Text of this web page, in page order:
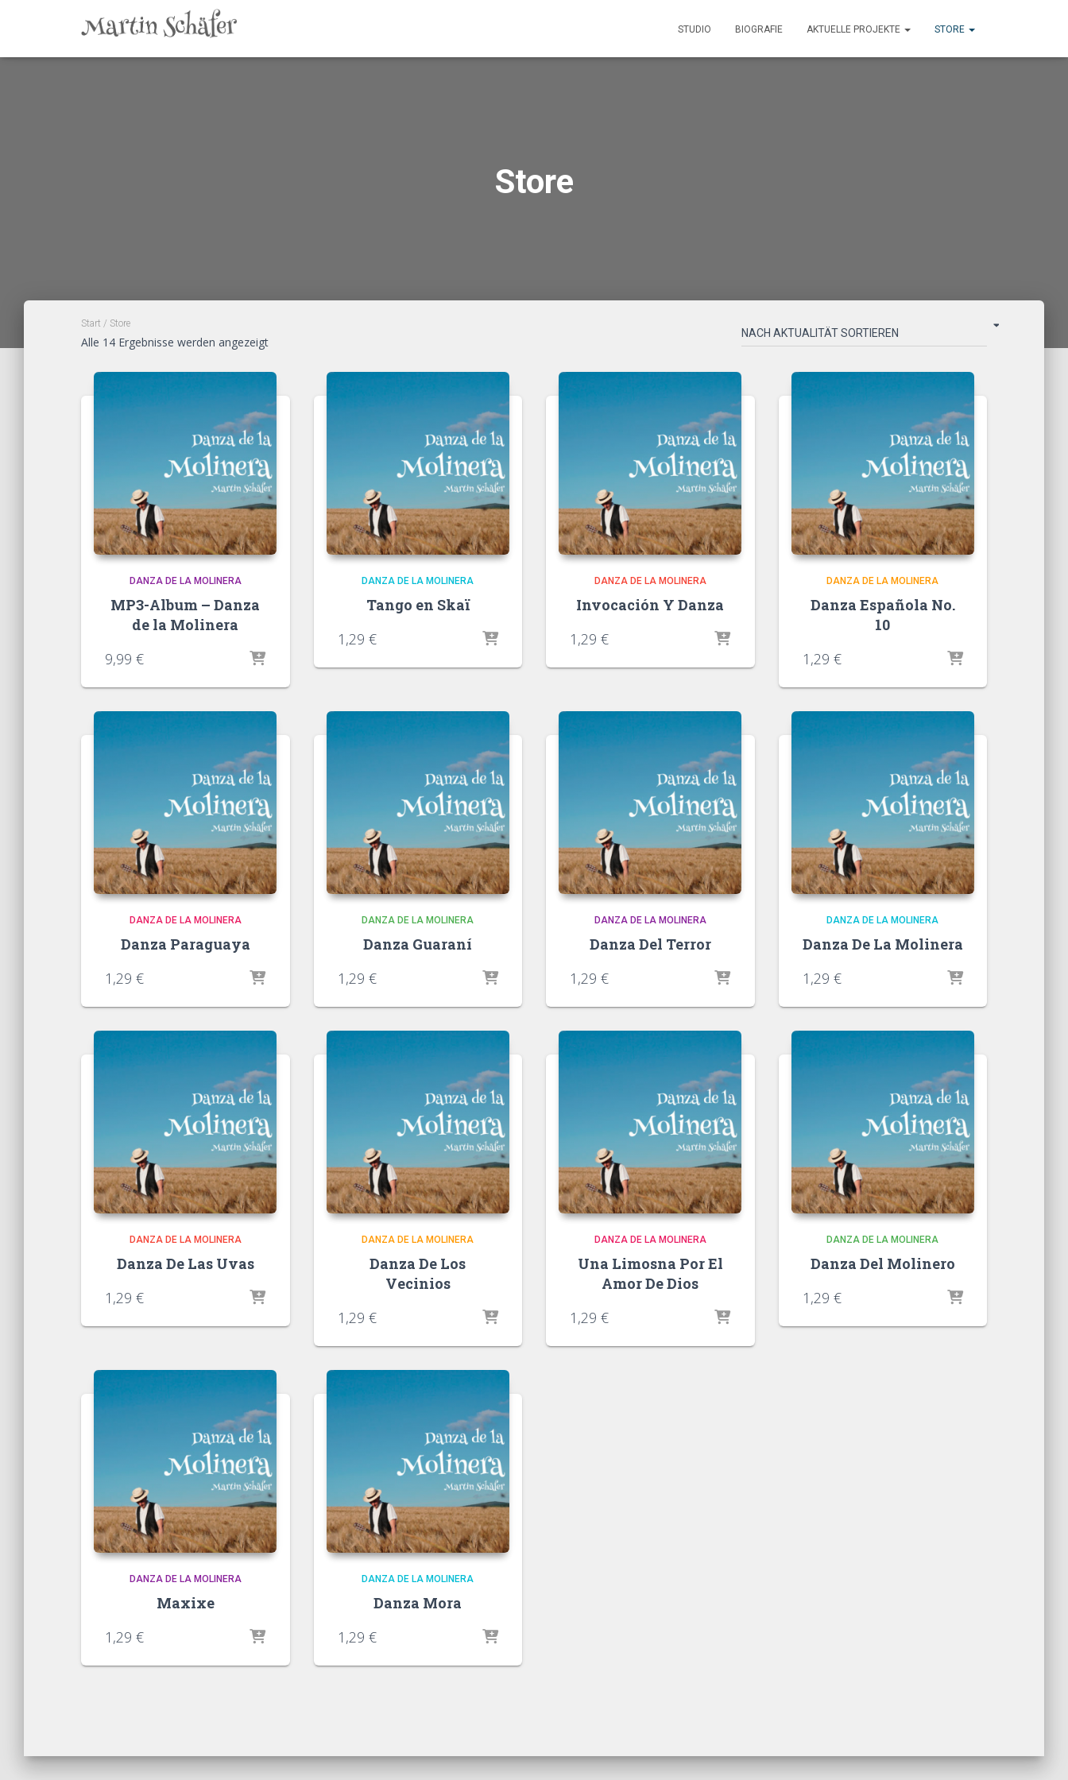
STUDIO BIOGRAFIE AKTUELLE PROJEKTE STORE
Store
Start / Store
Alle 14 Ergebnisse werden angezeigtNach
sortiert
DANZA DE LA MOLINERA
MP3-Album – Danza
de la Molinera
9,99 €
DANZA DE LA MOLINERA
Tango en Skaï
1,29 €
DANZA DE LA MOLINERA
Invocación Y Danza
1,29 €
DANZA DE LA MOLINERA
Danza Española No.
10
1,29 €
DANZA DE LA MOLINERA
Danza Paraguaya
1,29 €
DANZA DE LA MOLINERA
Danza Guaraní
1,29 €
DANZA DE LA MOLINERA
Danza Del Terror
1,29 €
DANZA DE LA MOLINERA
Danza De La Molinera
1,29 €
DANZA DE LA MOLINERA
Danza De Las Uvas
1,29 €
DANZA DE LA MOLINERA
Danza De Los
Vecinios
1,29 €
DANZA DE LA MOLINERA
Una Limosna Por El
Amor De Dios
1,29 €
DANZA DE LA MOLINERA
Danza Del Molinero
1,29 €
DANZA DE LA MOLINERA
Maxixe
1,29 €
DANZA DE LA MOLINERA
Danza Mora
1,29 €